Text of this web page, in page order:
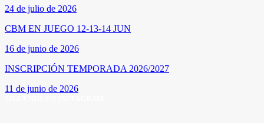
24 de julio de 2026
CBM EN JUEGO 12-13-14 JUN
16 de junio de 2026
INSCRIPCIÓN TEMPORADA 2026/2027
11 de junio de 2026